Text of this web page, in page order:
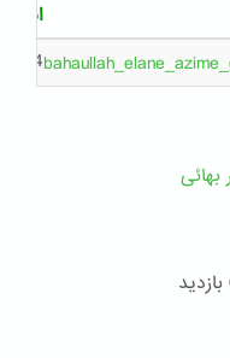
اندازه
1.4 مگابایت
بهائی